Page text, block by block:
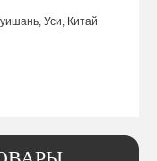
Уси, Китай